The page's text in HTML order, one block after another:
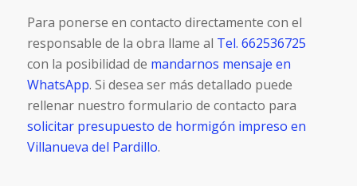
Para ponerse en contacto directamente con el
responsable de la obra llame al Tel. 662536725
con la posibilidad de mandarnos mensaje en
WhatsApp. Si desea ser más detallado puede
rellenar nuestro formulario de contacto para
solicitar presupuesto de hormigón impreso en
Villanueva del Pardillo.